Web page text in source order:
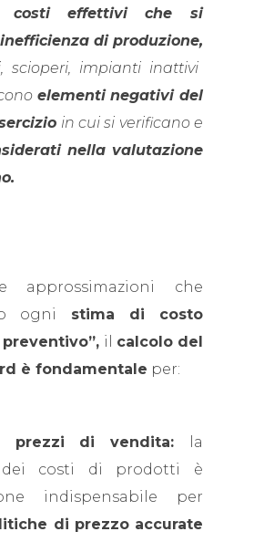
costi effettivi
che si
di produzione,
scioperi, impianti inattivi
elementi negativi del
in cui si verificano e
nella valutazione
che
ogni stima di costo
il calcolo del
è fondamentale per:
prezzi di vendita:
la
dei costi di prodotti è
indispensabile per
di prezzo accurate